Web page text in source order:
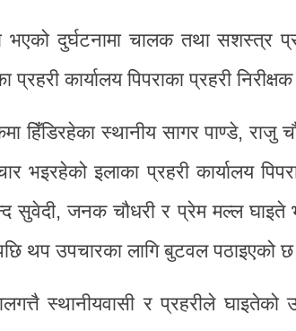
दुर्घटनामा चालक तथा सशस्त्र
कार्यालय पिपराका प्रहरी
हिँडिरहेका स्थानीय सागर पाण्डे, राजु
भइरहेको इलाका प्रहरी कार्यालय
सुवेदी, जनक चौधरी र प्रेम मल्ल
थप उपचारका लागि बुटवल पठाइएको
स्थानीयवासी र प्रहरीले